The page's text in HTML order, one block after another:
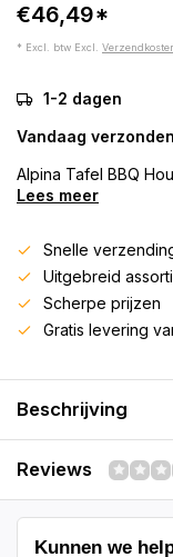
€46,49*
* Excl. btw Excl.
1-2 dagen
Vandaag
Alpina Tafel BBQ
Lees meer
Snelle
Uitgebreid
Scherpe prijzen
Gratis levering
Beschrijving
Reviews
Kunnen we